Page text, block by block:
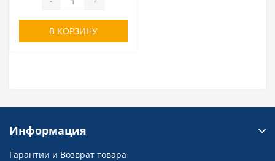
В КОРЗИНУ
Информация
Гарантии и Возврат товара